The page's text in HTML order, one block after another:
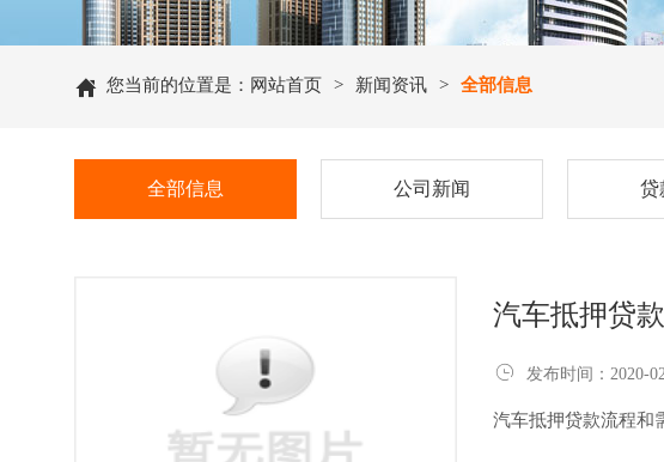
 您当前的位置是： 网站首页 > 新闻资讯 > 全部信息
全部信息 公司新闻 贷
汽车抵押贷
 发布时间：2020-
汽车抵押贷款流程和